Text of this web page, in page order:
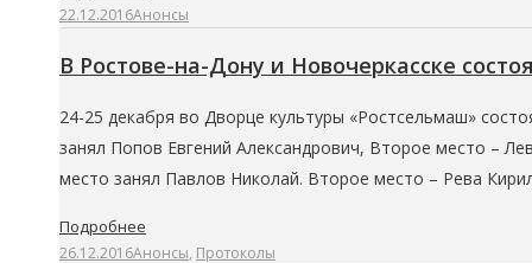
22.12.2016Анонсы
В Ростове-на-Дону и Новочеркасске
24-25 декабря во Дворце культуры «Ростсельмаш»
занял Попов Евгений Александрович, Второе место –
место занял Павлов Николай. Второе место – Рева
Подробнее
26.12.2016Анонсы, Протоколы